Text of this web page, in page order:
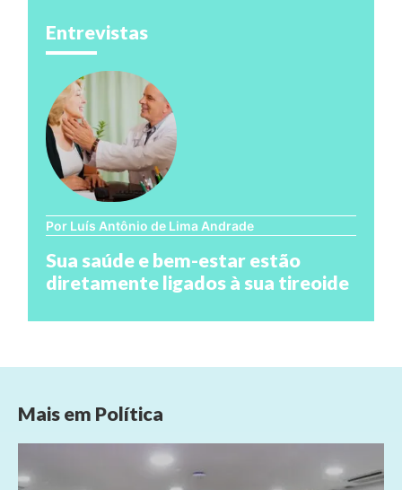
Entrevistas
Por Luís Antônio de Lima Andrade
Sua saúde e bem-estar estão
diretamente ligados à sua tireoide
Mais em Política